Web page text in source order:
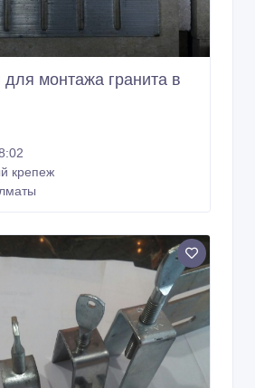
монтажа гранита в
крепеж